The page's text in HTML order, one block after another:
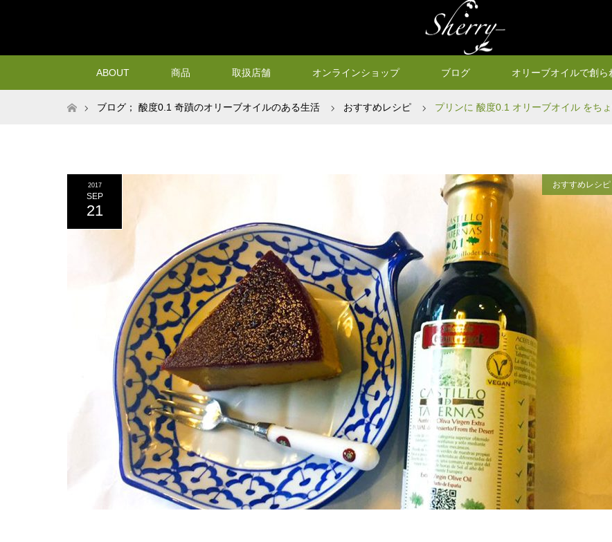
ABOUT 商品 取扱店舗 オンラインショップ ブログ オリーブオイルで創
ホームブログ； 酸度0.1 奇蹟のオリーブオイルのある生活 おすすめレシピ プリンに 酸度0.1 オリーブオイル をち
2017
SEP
21
おすすめレシピ